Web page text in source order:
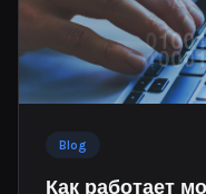
Blog
Как работает